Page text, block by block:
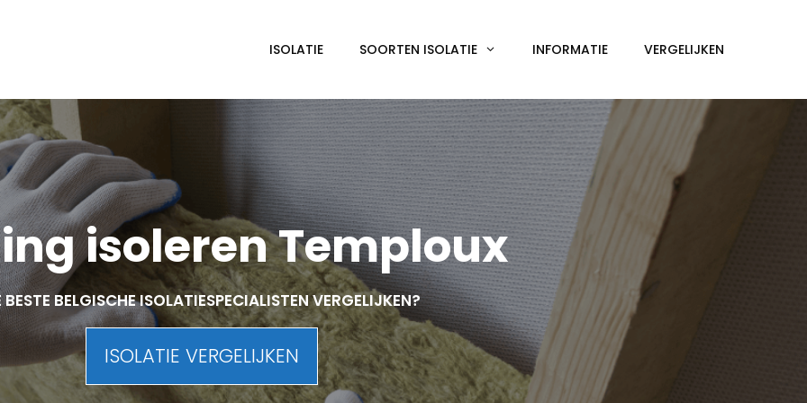
ISOLATIE SOORTEN ISOLATIE INFORMATIE VERGELIJKEN
isoleren Temploux
BESTE BELGISCHE ISOLATIESPECIALISTEN VERGELIJKEN?
ISOLATIE VERGELIJKEN